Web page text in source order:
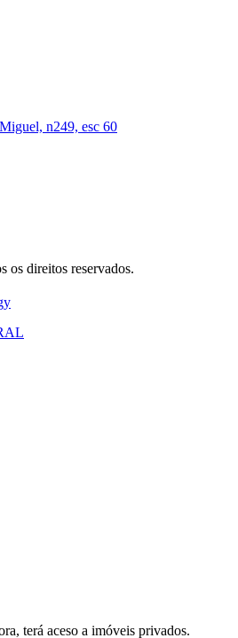
n249, esc 60
os direitos reservados.
terá aceso a imóveis privados.